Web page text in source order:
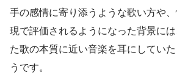
手の感情に寄り添うような歌い方や
現で評価されるようになった背景に
た歌の本質に近い音楽を耳にしてい
うです。